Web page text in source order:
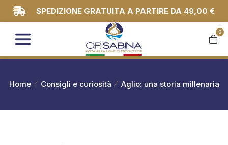
SPEDIZIONE GRATUITA A PARTIRE DA 49,00 €
0
You are here:
Home Consigli e curiosità Aglio: una storia millenaria